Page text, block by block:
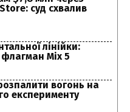
суд схвалив
лінійки:
флагман Mix 5
вогонь на
експерименту